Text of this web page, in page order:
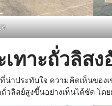
ติ
ทาะถั่วลิส
าประทับใจ ความคิดเห็นขอ
วลิสย์สูงขึ้นอย่างเห็นได้ชัด โ